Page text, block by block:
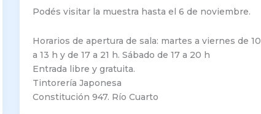
Podés visitar la muestra hasta el 6 de noviembre.
Horarios de apertura de sala: martes a viernes de 10
a 13 h y de 17 a 21 h. Sábado de 17 a 20 h
Entrada libre y gratuita.
Tintorería Japonesa
Constitución 947. Río Cuarto